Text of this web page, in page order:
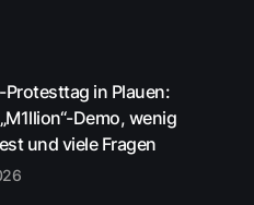
in Plauen:
Demo, wenig
und viele Fragen